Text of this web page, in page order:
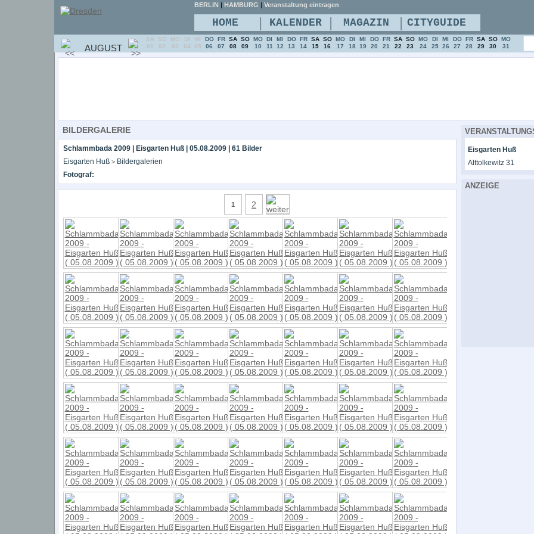
BILDERGALERIE
Schlammbada 2009 | Eisgarten Huß | 05.08.2009 | 61 Bilder
Eisgarten Huß > Bildergalerien
Fotograf:
1 2
Eisgarten Huß
Alttolkewitz 31
ANZEIGE
BERLIN | HAMBURG | Veranstaltung eintragen
HOME | KALENDER | MAGAZIN | CITYGUIDE
AUGUST
SA
01
SO
02
MO
03
DI
04
MI
05
DO
06
FR
07
SA
08
SO
09
MO
10
DI
11
MI
12
DO
13
FR
14
SA
15
SO
16
MO
17
DI
18
MI
19
DO
20
FR
21
SA
22
SO
23
MO
24
DI
25
MI
26
DO
27
FR
28
SA
29
SO
30
MO
31